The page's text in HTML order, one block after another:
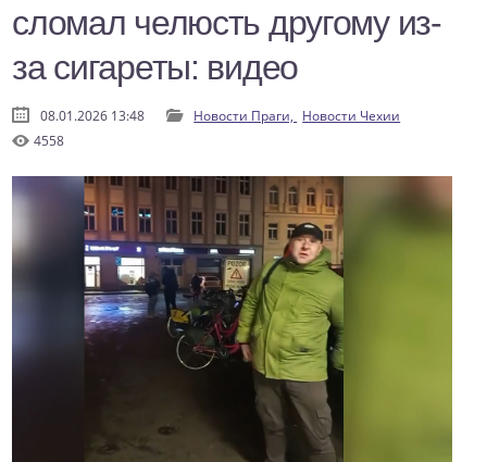
сломал челюсть другому из-
за сигареты: видео
08.01.2026 13:48 Новости Праги, Новости Чехии
4558